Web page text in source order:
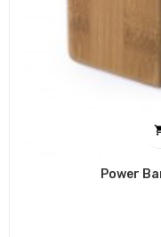
Power